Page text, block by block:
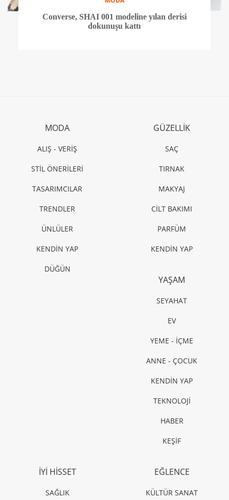
Converse, SHAI 001 modeline yılan derisi
dokunuşu kattı
MODA
ALIŞ - VERİŞ
STİL ÖNERİLERİ
TASARIMCILAR
TRENDLER
ÜNLÜLER
KENDİN YAP
DÜĞÜN
GÜZELLİK
SAÇ
TIRNAK
MAKYAJ
CİLT BAKIMI
PARFÜM
KENDİN YAP
YAŞAM
SEYAHAT
EV
YEME - İÇME
ANNE - ÇOCUK
KENDİN YAP
TEKNOLOJİ
HABER
KEŞİF
İYİ HİSSET
SAĞLIK
EĞLENCE
KÜLTÜR SANAT